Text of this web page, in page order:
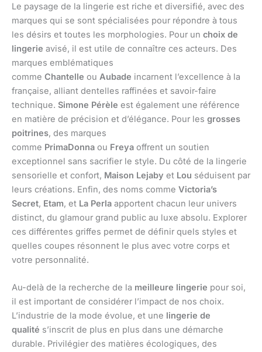
Le paysage de la lingerie est riche et diversifié, avec des
marques qui se sont spécialisées pour répondre à tous
les désirs et toutes les morphologies. Pour un choix de
lingerie avisé, il est utile de connaître ces acteurs. Des
marques emblématiques
comme Chantelle ou Aubade incarnent l’excellence à la
française, alliant dentelles raffinées et savoir-faire
technique. Simone Pérèle est également une référence
en matière de précision et d’élégance. Pour les grosses
poitrines, des marques
comme PrimaDonna ou Freya offrent un soutien
exceptionnel sans sacrifier le style. Du côté de la lingerie
sensorielle et confort, Maison Lejaby et Lou séduisent par
leurs créations. Enfin, des noms comme Victoria’s
Secret, Etam, et La Perla apportent chacun leur univers
distinct, du glamour grand public au luxe absolu. Explorer
ces différentes griffes permet de définir quels styles et
quelles coupes résonnent le plus avec votre corps et
votre personnalité.
Au-delà de la recherche de la meilleure lingerie pour soi,
il est important de considérer l’impact de nos choix.
L’industrie de la mode évolue, et une lingerie de
qualité s’inscrit de plus en plus dans une démarche
durable. Privilégier des matières écologiques, des